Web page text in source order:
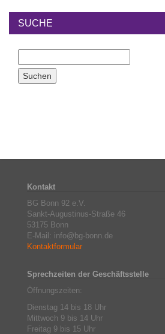
SUCHE
Kontakt
BG Bonn 92 e.V.
Sankt-Augustinus-Straße 46
53175 Bonn
E-Mail: info@bg-bonn.de
Kontaktformular
Sprechzeiten der Geschäftsstelle
Öffnungszeiten:
Dienstag 14 bis 18 Uhr
Mittwoch 9 bis 14 Uhr
Freitag 9 bis 15 Uhr